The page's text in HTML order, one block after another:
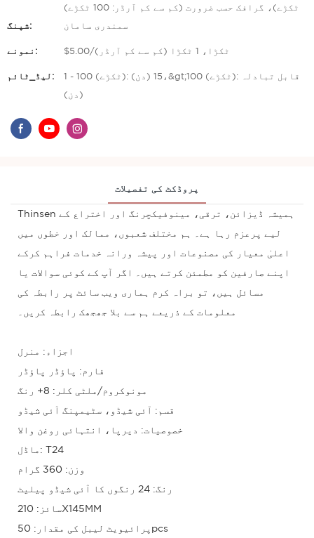
ٹکڑے)، گرافک حسب ضرورت (کم سے کم آرڈر: 100 ٹکڑے)
شپنگ: سمندری سامان
نمونے: $5.00/ٹکڑا، 1 ٹکڑا (کم سے کم آرڈر)
لیڈ_ٹائم: 1 - 100 (ٹکڑے): 15 (دن)،&gt;100 (ٹکڑے): قابل تبادلہ
(دن)
پروڈکٹ کی تفصیلات
Thinsen ہمیشہ ڈیزائن، ترقی، مینوفیکچرنگ اور اختراع کے
لیے پرعزم رہا ہے۔ ہم مختلف شعبوں، ممالک اور خطوں میں
اعلیٰ معیار کی مصنوعات اور پیشہ ورانہ خدمات فراہم کرکے
اپنے صارفین کو مطمئن کرتے ہیں۔ اگر آپ کے کوئی سوالات یا
مسائل ہیں، تو براہ کرم ہماری ویب سائٹ پر رابطہ کی
معلومات کے ذریعے ہم سے بلا جھجھک رابطہ کریں۔
اجزاء: منرل
فارم: پاؤڈر پاؤڈر
مونوکروم/ملٹی کلر: 8+ رنگ
قسم: آئی شیڈو، سٹیمپنگ آئی شیڈو
خصوصیات: دیرپا، انتہائی روغن والا
ماڈل: T24
وزن: 360 گرام
رنگ: 24 رنگوں کا آئی شیڈو پیلیٹ
سائز: 210X145MM
پرائیویٹ لیبل کی مقدار: 50pcs